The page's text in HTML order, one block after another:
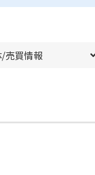
売買情報